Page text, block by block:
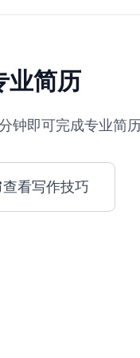
业简历
钟即可完成专业简
查看写作技巧